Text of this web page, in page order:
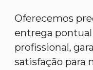
Oferecemos
entrega
profissional,
satisfação para